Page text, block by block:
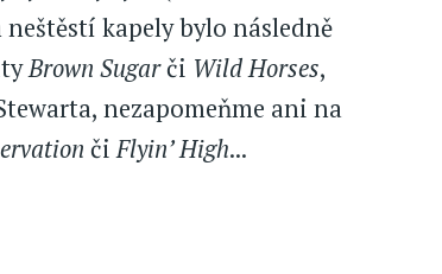
kapely bylo následně
Brown Sugarči Wild Horses,
nezapomeňme ani na
čiFlyin’ High...